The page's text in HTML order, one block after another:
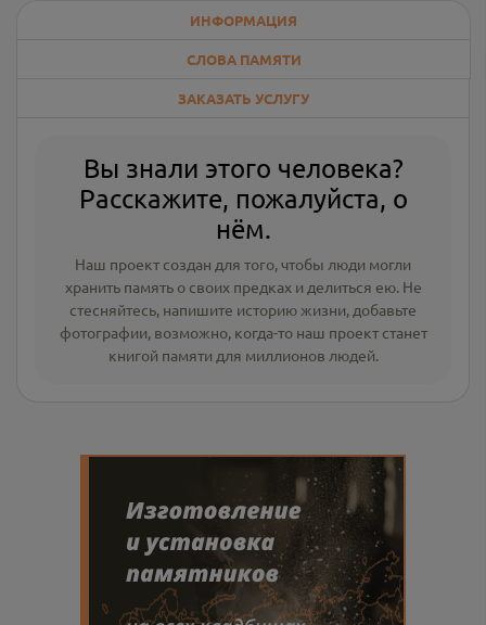
ИНФОРМАЦИЯ
СЛОВА ПАМЯТИ
ЗАКАЗАТЬ УСЛУГУ
Вы знали этого человека?
Расскажите, пожалуйста, о
нём.
Наш проект создан для того, чтобы люди могли
хранить память о своих предках и делиться ею. Не
стесняйтесь, напишите историю жизни, добавьте
фотографии, возможно, когда-то наш проект станет
книгой памяти для миллионов людей.